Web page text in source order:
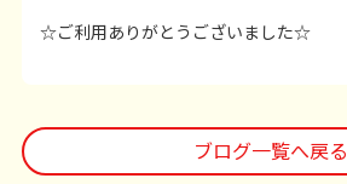
☆ご利用ありがとうございました☆
ブログ一覧へ戻る